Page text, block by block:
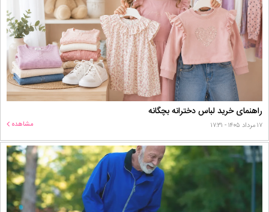
راهنمای خرید لباس دخترانه بچگانه
۱۷ مرداد ۱۴۰۵ - ۱۷:۳۱ مشاهده